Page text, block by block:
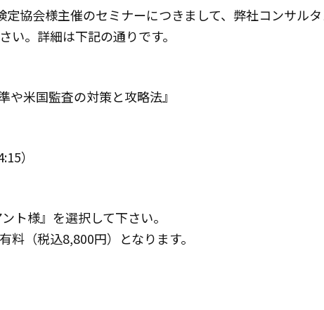
協会様主催のセミナーにつきまして、弊社コンサルタ
。詳細は下記の通りです。
や米国監査の対策と攻略法』
）
ト様』を選択して下さい。
（税込8,800円）となります。